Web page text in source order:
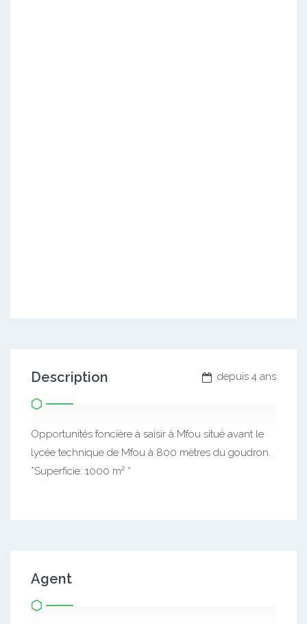
depuis 4 ans
Description
Opportunités foncière à saisir à Mfou situé avant le
lycée technique de Mfou à 800 mètres du goudron.
*Superficie: 1000 m² *
Agent